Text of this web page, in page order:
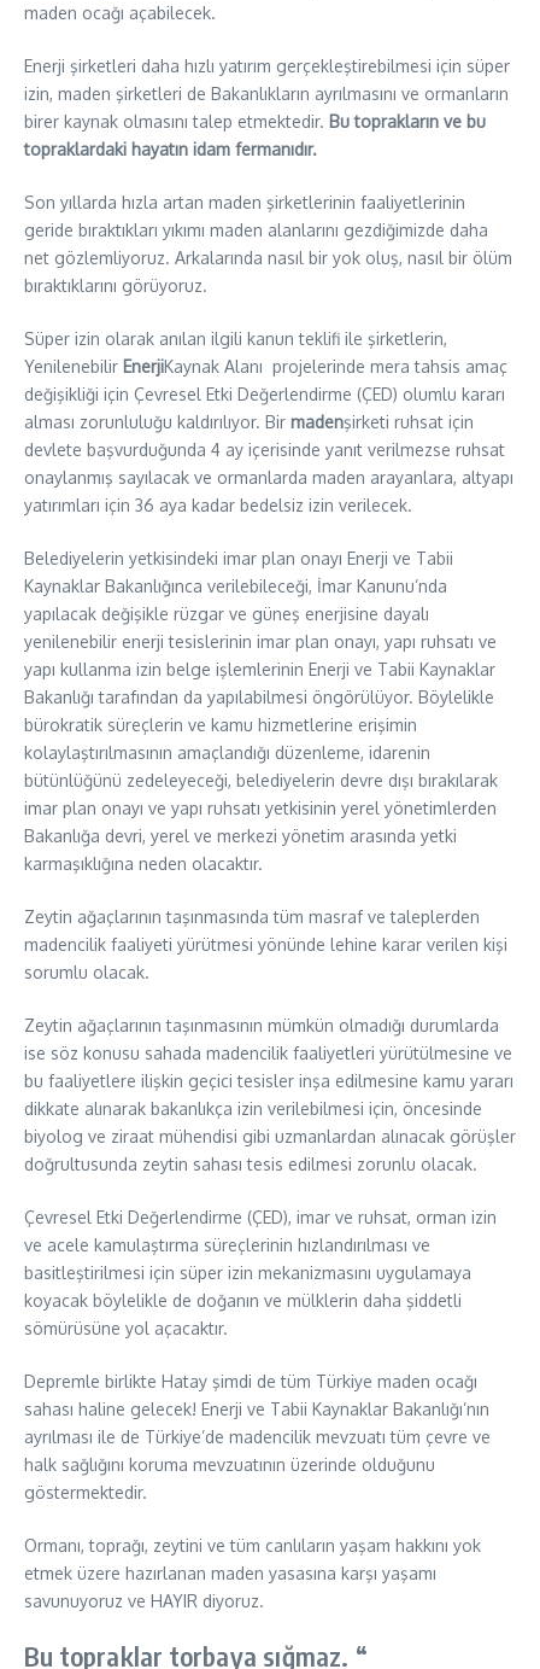
maden ocağı açabilecek.
Enerji şirketleri daha hızlı yatırım gerçekleştirebilmesi için süper
izin, maden şirketleri de Bakanlıkların ayrılmasını ve ormanların
birer kaynak olmasını talep etmektedir. Bu toprakların ve bu
topraklardaki hayatın idam fermanıdır.
Son yıllarda hızla artan maden şirketlerinin faaliyetlerinin
geride bıraktıkları yıkımı maden alanlarını gezdiğimizde daha
net gözlemliyoruz. Arkalarında nasıl bir yok oluş, nasıl bir ölüm
bıraktıklarını görüyoruz.
Süper izin olarak anılan ilgili kanun teklifi ile şirketlerin,
Yenilenebilir EnerjiKaynak Alanı projelerinde mera tahsis amaç
değişikliği için Çevresel Etki Değerlendirme (ÇED) olumlu kararı
alması zorunluluğu kaldırılıyor. Bir madenşirketi ruhsat için
devlete başvurduğunda 4 ay içerisinde yanıt verilmezse ruhsat
onaylanmış sayılacak ve ormanlarda maden arayanlara, altyapı
yatırımları için 36 aya kadar bedelsiz izin verilecek.
Belediyelerin yetkisindeki imar plan onayı Enerji ve Tabii
Kaynaklar Bakanlığınca verilebileceği, İmar Kanunu’nda
yapılacak değişikle rüzgar ve güneş enerjisine dayalı
yenilenebilir enerji tesislerinin imar plan onayı, yapı ruhsatı ve
yapı kullanma izin belge işlemlerinin Enerji ve Tabii Kaynaklar
Bakanlığı tarafından da yapılabilmesi öngörülüyor. Böylelikle
bürokratik süreçlerin ve kamu hizmetlerine erişimin
kolaylaştırılmasının amaçlandığı düzenleme, idarenin
bütünlüğünü zedeleyeceği, belediyelerin devre dışı bırakılarak
imar plan onayı ve yapı ruhsatı yetkisinin yerel yönetimlerden
Bakanlığa devri, yerel ve merkezi yönetim arasında yetki
karmaşıklığına neden olacaktır.
Zeytin ağaçlarının taşınmasında tüm masraf ve taleplerden
madencilik faaliyeti yürütmesi yönünde lehine karar verilen kişi
sorumlu olacak.
Zeytin ağaçlarının taşınmasının mümkün olmadığı durumlarda
ise söz konusu sahada madencilik faaliyetleri yürütülmesine ve
bu faaliyetlere ilişkin geçici tesisler inşa edilmesine kamu yararı
dikkate alınarak bakanlıkça izin verilebilmesi için, öncesinde
biyolog ve ziraat mühendisi gibi uzmanlardan alınacak görüşler
doğrultusunda zeytin sahası tesis edilmesi zorunlu olacak.
Çevresel Etki Değerlendirme (ÇED), imar ve ruhsat, orman izin
ve acele kamulaştırma süreçlerinin hızlandırılması ve
basitleştirilmesi için süper izin mekanizmasını uygulamaya
koyacak böylelikle de doğanın ve mülklerin daha şiddetli
sömürüsüne yol açacaktır.
Depremle birlikte Hatay şimdi de tüm Türkiye maden ocağı
sahası haline gelecek! Enerji ve Tabii Kaynaklar Bakanlığı’nın
ayrılması ile de Türkiye’de madencilik mevzuatı tüm çevre ve
halk sağlığını koruma mevzuatının üzerinde olduğunu
göstermektedir.
Ormanı, toprağı, zeytini ve tüm canlıların yaşam hakkını yok
etmek üzere hazırlanan maden yasasına karşı yaşamı
savunuyoruz ve HAYIR diyoruz.
Bu topraklar torbaya sığmaz. “